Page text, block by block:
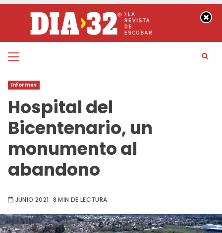
contenido
Menú
Informes
Hospital del
Bicentenario, un
monumento al
abandono
JUNIO 2021 8 MIN DE LECTURA